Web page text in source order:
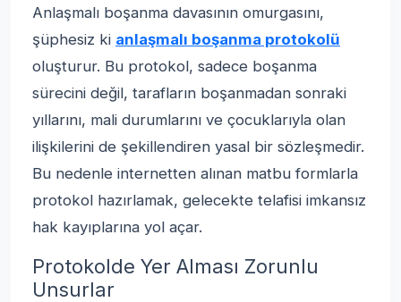
Anlaşmalı boşanma davasının omurgasını,
şüphesiz ki anlaşmalı boşanma protokolü
oluşturur. Bu protokol, sadece boşanma
sürecini değil, tarafların boşanmadan sonraki
yıllarını, mali durumlarını ve çocuklarıyla olan
ilişkilerini de şekillendiren yasal bir sözleşmedir.
Bu nedenle internetten alınan matbu formlarla
protokol hazırlamak, gelecekte telafisi imkansız
hak kayıplarına yol açar.
Protokolde Yer Alması Zorunlu
Unsurlar